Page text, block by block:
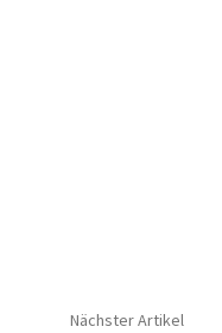
Nächster Artikel